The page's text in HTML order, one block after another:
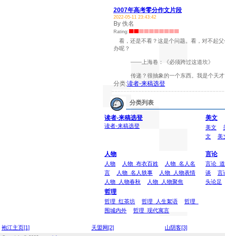
2007年高考零分作文片段
2022-05-11 23:43:42
By 佚名
Rating:
看，还是不看？这是个问题。看，对不起
办呢？
——上海卷：《必须跨过这道坎》
传递？很抽象的一个东西。我是个天才
分类:读者-来稿选登
分类列表
读者-来稿选登
读者-来稿选登
美文
美文
文
美
人物
人物 人物_布衣百姓
人物_名人名
言
人物_名人轶事
人物_人物表情
人物_人物春秋
人物_人物聚焦
言论
言论_
谈
言
头论足
哲理
哲理_红茶坊 哲理_人生絮语
哲理_
围城内外
哲理_现代寓言
袍江主页[1] 天盟网[2] 山阴客[3]